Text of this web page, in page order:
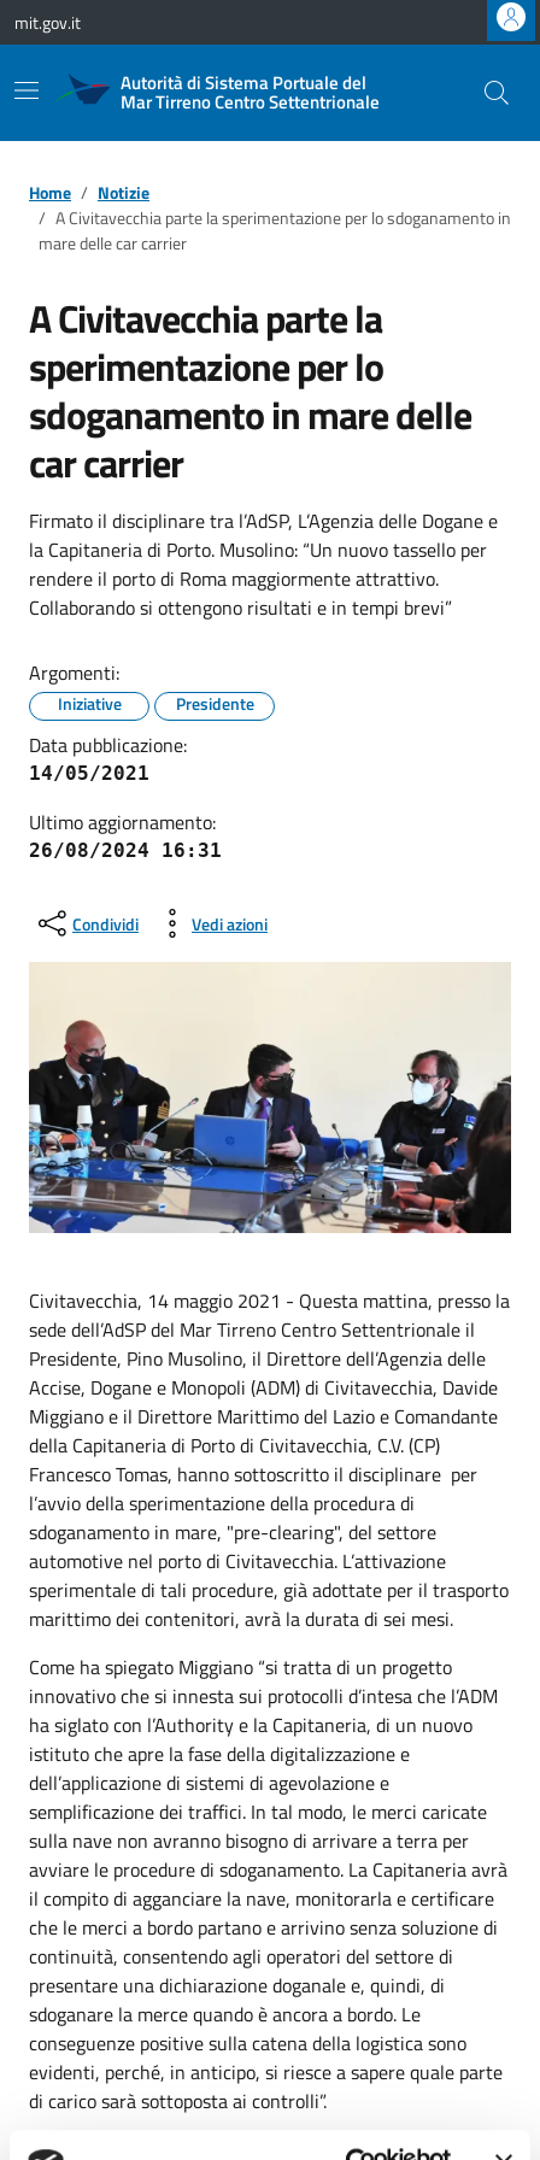
Vai ai contenuti
Vai al footer
mit.gov.it
Autorità di Sistema Portuale del
Mar Tirreno Centro Settentrionale
Home
Notizie
A Civitavecchia parte la sperimentazione per lo sdoganamento in
mare delle car carrier
A Civitavecchia parte la
sperimentazione per lo
sdoganamento in mare delle
car carrier
Firmato il disciplinare tra l’AdSP, L’Agenzia delle Dogane e
la Capitaneria di Porto. Musolino: “Un nuovo tassello per
rendere il porto di Roma maggiormente attrattivo.
Collaborando si ottengono risultati e in tempi brevi”
Argomenti:
Iniziative Presidente
Data pubblicazione:
14/05/2021
Ultimo aggiornamento:
26/08/2024 16:31
Condividi Vedi azioni
Civitavecchia, 14 maggio 2021 - Questa mattina, presso la
sede dell’AdSP del Mar Tirreno Centro Settentrionale il
Presidente, Pino Musolino, il Direttore dell’Agenzia delle
Accise, Dogane e Monopoli (ADM) di Civitavecchia, Davide
Miggiano e il Direttore Marittimo del Lazio e Comandante
della Capitaneria di Porto di Civitavecchia, C.V. (CP)
Francesco Tomas, hanno sottoscritto il disciplinare per
l’avvio della sperimentazione della procedura di
sdoganamento in mare, "pre-clearing", del settore
automotive nel porto di Civitavecchia. L’attivazione
sperimentale di tali procedure, già adottate per il trasporto
marittimo dei contenitori, avrà la durata di sei mesi.
Come ha spiegato Miggiano “si tratta di un progetto
innovativo che si innesta sui protocolli d’intesa che l’ADM
ha siglato con l’Authority e la Capitaneria, di un nuovo
istituto che apre la fase della digitalizzazione e
dell’applicazione di sistemi di agevolazione e
semplificazione dei traffici. In tal modo, le merci caricate
sulla nave non avranno bisogno di arrivare a terra per
avviare le procedure di sdoganamento. La Capitaneria avrà
il compito di agganciare la nave, monitorarla e certificare
che le merci a bordo partano e arrivino senza soluzione di
continuità, consentendo agli operatori del settore di
presentare una dichiarazione doganale e, quindi, di
sdoganare la merce quando è ancora a bordo. Le
conseguenze positive sulla catena della logistica sono
evidenti, perché, in anticipo, si riesce a sapere quale parte
di carico sarà sottoposta ai controlli”.
“Questo progetto rientra a pieno titolo tra le attività che